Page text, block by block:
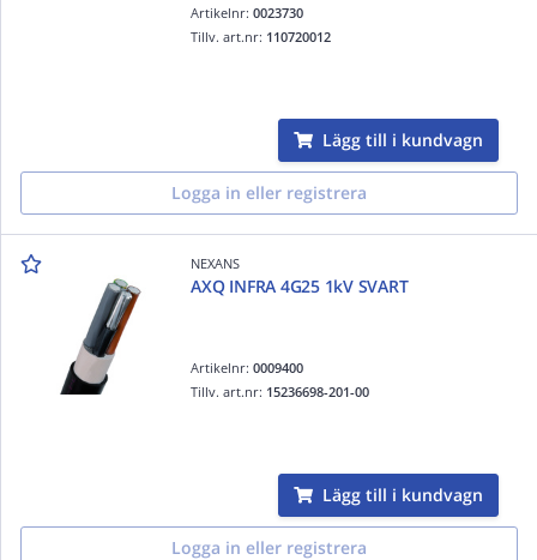
Artikelnr:0023730
Tillv. art.nr: 110720012
Lägg till i kundvagn
Logga in eller registrera
NEXANS
AXQ INFRA 4G25 1kV SVART
Artikelnr:0009400
Tillv. art.nr: 15236698-201-00
Lägg till i kundvagn
Logga in eller registrera